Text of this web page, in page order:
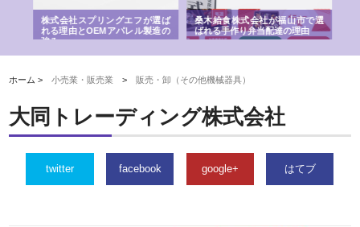
株式会社スプリングエフが選ば
れる理由とOEMアパレル製造の
強み
桑木給食株式会社が福山市で選
ばれる手作り弁当配達の理由
ホーム >小売業・販売業 > 販売・卸（その他機械器具）
大同トレーディング株式会社
twitter facebook google+ はてブ